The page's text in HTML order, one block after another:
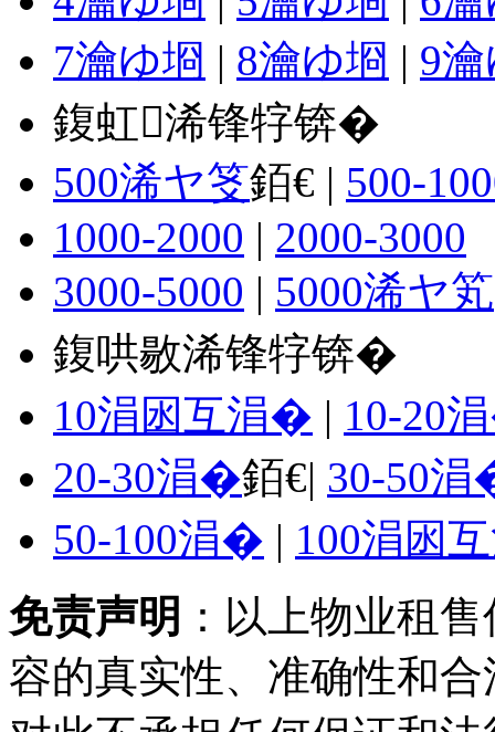
7瀹ゆ埛 | 8瀹ゆ埛 | 9
鍑虹浠锋牸锛�
500浠ヤ笅銆€ | 500-
1000-2000 | 2000-3000
3000-5000 | 5000浠ヤ笂
鍑哄敭浠锋牸锛�
10涓囦互涓� | 10-20
20-30涓�銆€| 30-50
50-100涓� | 100涓囦
免责声明 ：以上物业租
容的真实性、准确性和